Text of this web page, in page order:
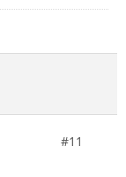
#11